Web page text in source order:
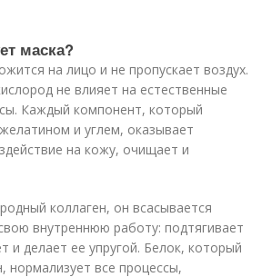
маска?
на лицо и не пропускает воздух.
не влияет на естественные
Каждый компонент, который
и углем, оказывает
на кожу, очищает и
коллаген, он всасывается
внутреннюю работу: подтягивает
и делает ее упругой. Белок, который
нормализует все процессы,